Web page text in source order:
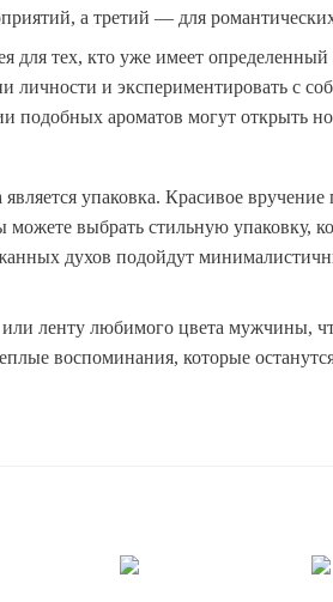
а третий — для
тех, кто уже имеет
личности и экспериментировать с
подобных ароматов могут открыть
упаковка. Красивое
выбрать стильную упаковку,
духов подойдут
ленту любимого цвета мужчины,
воспоминания, которые